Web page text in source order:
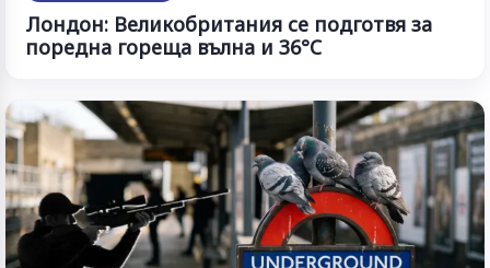
Лондон: Великобритания се подготвя за
поредна гореща вълна и 36°C